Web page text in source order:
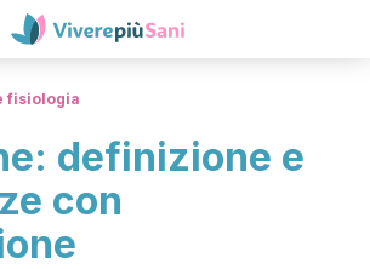
fisiologia
definizione e
con